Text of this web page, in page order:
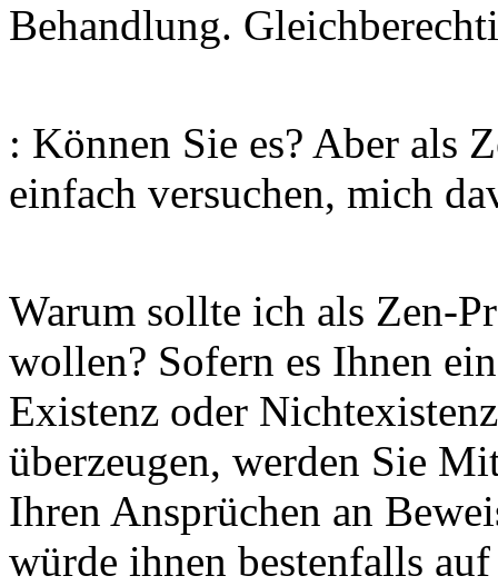
Behandlung.
: Können Sie es? Aber als
einfach versuchen, mich
Warum sollte ich als Zen-
wollen? Sofern es Ihnen
Existenz oder
überzeugen, werden Sie
Ihren Ansprüchen an
würde ihnen bestenfalls